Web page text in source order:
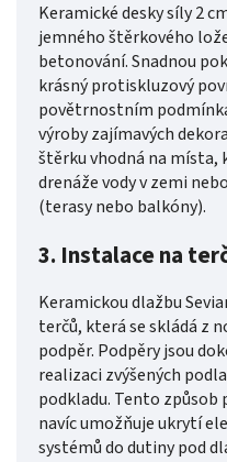
Keramické desky síly 2
jemného štěrkového
betonování. Snadnou
krásný protiskluzový
povětrnostním
výroby zajímavých
štěrku vhodná na
drenáže vody v zemi
(terasy nebo balkóny).
3. Instalace na
Keramickou dlažbu
terčů, která se skládá z
podpěr. Podpěry jsou
realizaci zvýšených
podkladu. Tento způsob
navíc umožňuje ukrytí
systémů do dutiny pod